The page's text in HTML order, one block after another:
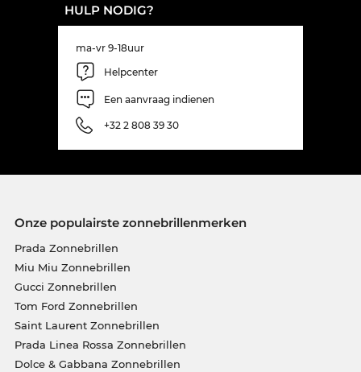
HULP NODIG?
ma-vr 9-18uur
Helpcenter
Een aanvraag indienen
+32 2 808 39 30
Onze populairste zonnebrillenmerken
Prada Zonnebrillen
Miu Miu Zonnebrillen
Gucci Zonnebrillen
Tom Ford Zonnebrillen
Saint Laurent Zonnebrillen
Prada Linea Rossa Zonnebrillen
Dolce & Gabbana Zonnebrillen